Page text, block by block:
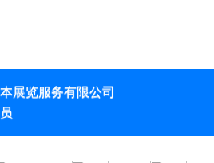
本展览服务有限公司